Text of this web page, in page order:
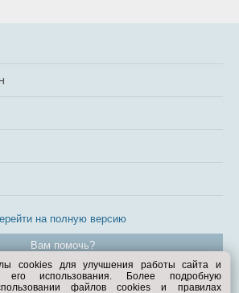
на полную версию
Вам помочь?
© Exist.ru 1998—2026
cookies для улучшения работы сайта и
его использования. Более подробную
файлов cookies и правилах